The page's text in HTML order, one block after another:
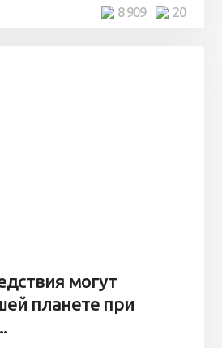
20
8 909
могут
планете при